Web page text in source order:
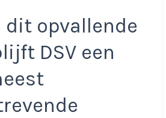
dit opvallende
DSV een